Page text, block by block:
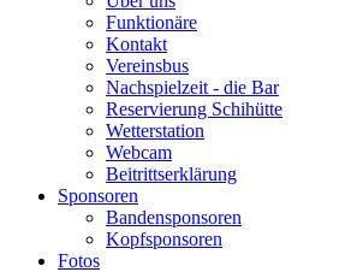
Funktionäre
Kontakt
Vereinsbus
Nachspielzeit - die Bar
Reservierung Schihütte
Wetterstation
Webcam
Beitrittserklärung
Sponsoren
Bandensponsoren
Kopfsponsoren
Fotos